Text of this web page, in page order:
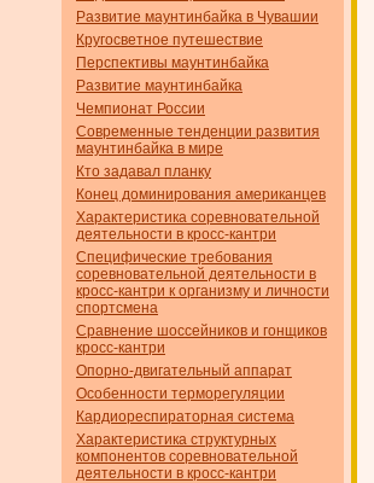
Развитие маунтинбайка в Чувашии
Кругосветное путешествие
Перспективы маунтинбайка
Развитие маунтинбайка
Чемпионат России
Современные тенденции развития
маунтинбайка в мире
Кто задавал планку
Конец доминирования американцев
Характеристика соревновательной
деятельности в кросс-кантри
Специфические требования
соревновательной деятельности в
кросс-кантри к организму и личности
спортсмена
Сравнение шоссейников и гонщиков
кросс-кантри
Опорно-двигательный аппарат
Особенности терморегуляции
Кардиореспираторная система
Характеристика структурных
компонентов соревновательной
деятельности в кросс-кантри